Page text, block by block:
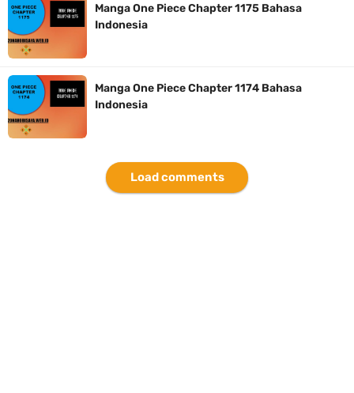
Sama Sekali
7 Fakta Queen One Piece, All Star Yang Jadi Penanggung Jawab
Penjara Udon
7 Fakta Brook One Piece, Mantan Kapten Yang Poster Bountynya
Poster Konser
Manga One Piece Chapter 1175 Bahasa
Indonesia
Manga One Piece Chapter 1174 Bahasa
Indonesia
Load comments